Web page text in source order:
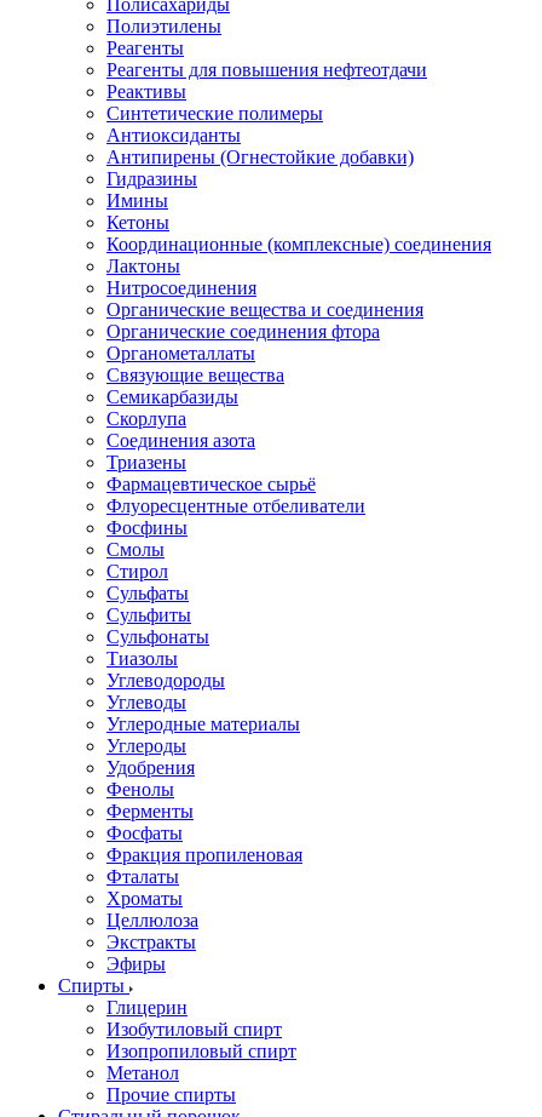
Полисахариды
Полиэтилены
Реагенты
Реагенты для повышения нефтеотдачи
Реактивы
Синтетические полимеры
Антиоксиданты
Антипирены (Огнестойкие добавки)
Гидразины
Имины
Кетоны
Координационные (комплексные) соединения
Лактоны
Нитросоединения
Органические вещества и соединения
Органические соединения фтора
Органометаллаты
Связующие вещества
Семикарбазиды
Скорлупа
Соединения азота
Триазены
Фармацевтическое сырьё
Флуоресцентные отбеливатели
Фосфины
Смолы
Стирол
Сульфаты
Сульфиты
Сульфонаты
Тиазолы
Углеводороды
Углеводы
Углеродные материалы
Углероды
Удобрения
Фенолы
Ферменты
Фосфаты
Фракция пропиленовая
Фталаты
Хроматы
Целлюлоза
Экстракты
Эфиры
Спирты
Глицерин
Изобутиловый спирт
Изопропиловый спирт
Метанол
Прочие спирты